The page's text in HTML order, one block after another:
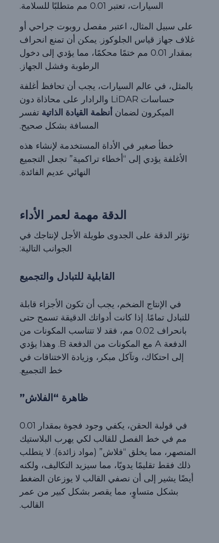
السيارات، تعتبر 0.01 مم متطلبًا للسلامة.
على سبيل المثال، اعتبر مفصل روبوت جراحي أو
غلاف جهاز قياس الجلوكوز. يمكن أن تمنع انحراف
بمقدار 0.01 مم ختمًا محكمًا، مما يؤدي إلى دخول
الرطوبة وفشل الجهاز.
بالمثل، في عالم السيارات، يجب أن تحافظ أغلفة
حساسات LiDAR والرادار على محاذاة دون
الميكرون لضمان أنظمة القيادة الذاتية تفسر
المسافة بشكل صحيح.
خطأ صغير في الأداة المستخدمة لإنشاء هذه
الأغلفة يؤدي إلى “أخطاء تراكمية” تجعل التجميع
النهائي عديم الفائدة.
الدقة مهمة لعمر الأداء
تؤثر الدقة على الجدوى طويلة الأجل لإنتاجك في
الجوانب التالية:
القابلية للتبادل والتجميع
في الإنتاج الضخم، يجب أن تكون الأجزاء قابلة
للتبادل تمامًا. إذا كانت أدواتك الدقيقة تسمح حتى
بانحراف 0.02 مم، فقد لا تتناسب المكونات من
الدفعة A مع المكونات من الدفعة B. وهذا يؤدي
إلى احتكاك، وتآكل مبكر، وزيادة الاختناقات في
خط التجميع.
ظاهرة “الفلاش”
في قولبة الحقن، يكفي وجود فجوة بمقدار 0.01
مم في خط الفصل للقالب لكي يهرب البلاستيك
المنصهر، مما يخلق “فلاش” (مواد زائدة). لا يتطلب
ذلك فقط تقليمًا يدويًا، مما سيزيد التكاليف، ولكنه
أيضًا يشير إلى أن نصفي القالب لا يوزعان الضغط
بشكل متساوٍ، مما يقصر بشكل كبير من عمر
القالب.